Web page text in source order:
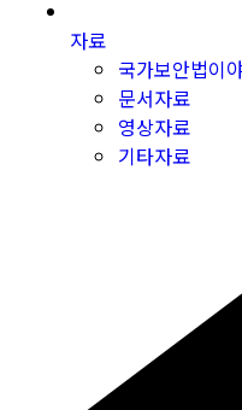
자료
국가보안법이
문서자료
영상자료
기타자료